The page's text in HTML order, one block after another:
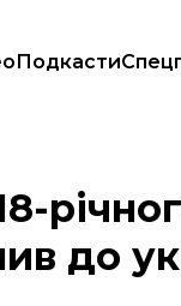
Подкасти
армії
до